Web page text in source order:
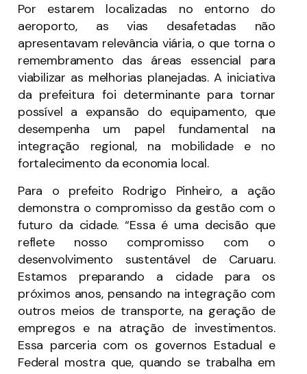
Por estarem localizadas no entorno do
aeroporto, as vias desafetadas não
apresentavam relevância viária, o que torna o
remembramento das áreas essencial para
viabilizar as melhorias planejadas. A iniciativa
da prefeitura foi determinante para tornar
possível a expansão do equipamento, que
desempenha um papel fundamental na
integração regional, na mobilidade e no
fortalecimento da economia local.
Para o prefeito Rodrigo Pinheiro, a ação
demonstra o compromisso da gestão com o
futuro da cidade. “Essa é uma decisão que
reflete nosso compromisso com o
desenvolvimento sustentável de Caruaru.
Estamos preparando a cidade para os
próximos anos, pensando na integração com
outros meios de transporte, na geração de
empregos e na atração de investimentos.
Essa parceria com os governos Estadual e
Federal mostra que, quando se trabalha em